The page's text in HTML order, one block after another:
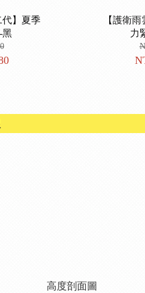
代】夏季
黑
【護衛
力
高度剖面圖